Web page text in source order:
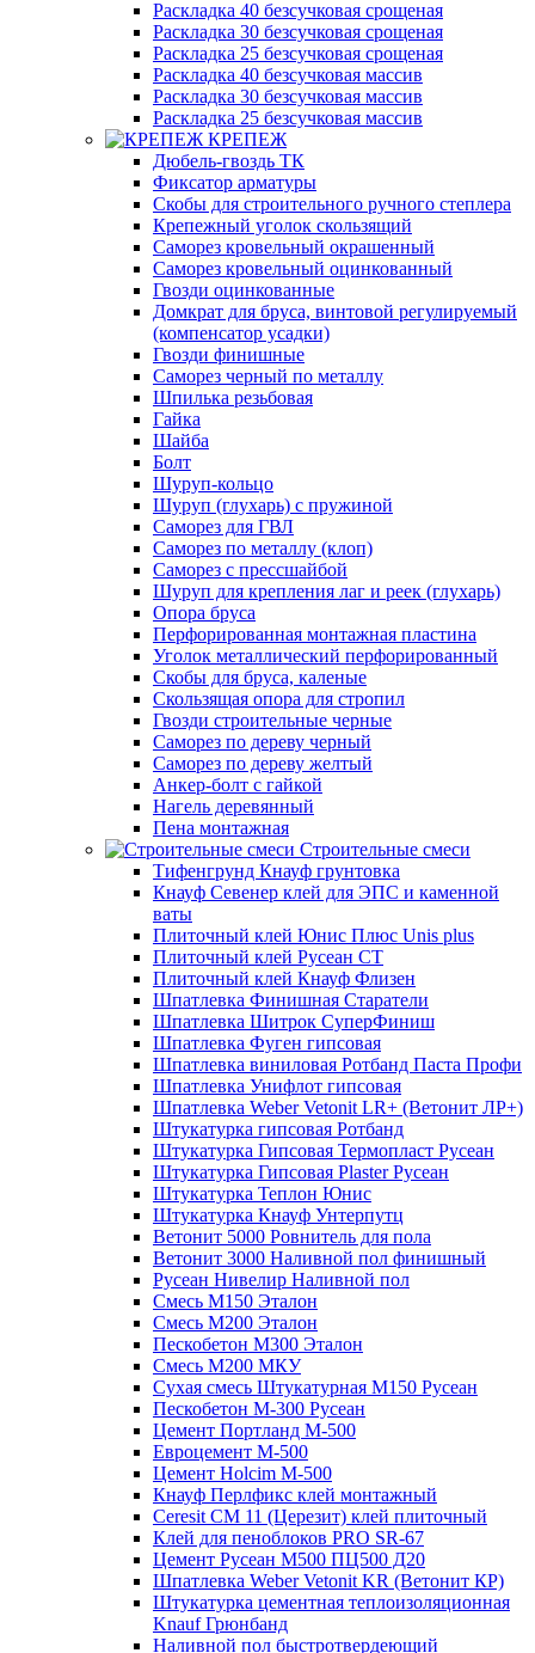
Раскладка 40 безсучковая срощеная
Раскладка 30 безсучковая срощеная
Раскладка 25 безсучковая срощеная
Раскладка 40 безсучковая массив
Раскладка 30 безсучковая массив
Раскладка 25 безсучковая массив
КРЕПЕЖ
Дюбель-гвоздь ТК
Фиксатор арматуры
Скобы для строительного ручного степлера
Крепежный уголок скользящий
Саморез кровельный окрашенный
Саморез кровельный оцинкованный
Гвозди оцинкованные
Домкрат для бруса, винтовой регулируемый
(компенсатор усадки)
Гвозди финишные
Саморез черный по металлу
Шпилька резьбовая
Гайка
Шайба
Болт
Шуруп-кольцо
Шуруп (глухарь) с пружиной
Саморез для ГВЛ
Саморез по металлу (клоп)
Саморез с прессшайбой
Шуруп для крепления лаг и реек (глухарь)
Опора бруса
Перфорированная монтажная пластина
Уголок металлический перфорированный
Скобы для бруса, каленые
Скользящая опора для стропил
Гвозди строительные черные
Саморез по дереву черный
Саморез по дереву желтый
Анкер-болт с гайкой
Нагель деревянный
Пена монтажная
Строительные смеси
Тифенгрунд Кнауф грунтовка
Кнауф Севенер клей для ЭПС и каменной
ваты
Плиточный клей Юнис Плюс Unis plus
Плиточный клей Русеан СТ
Плиточный клей Кнауф Флизен
Шпатлевка Финишная Старатели
Шпатлевка Шитрок СуперФиниш
Шпатлевка Фуген гипсовая
Шпатлевка виниловая Ротбанд Паста Профи
Шпатлевка Унифлот гипсовая
Шпатлевка Weber Vetonit LR+ (Ветонит ЛР+)
Штукатурка гипсовая Ротбанд
Штукатурка Гипсовая Термопласт Русеан
Штукатурка Гипсовая Plaster Русеан
Штукатурка Теплон Юнис
Штукатурка Кнауф Унтерпутц
Ветонит 5000 Ровнитель для пола
Ветонит 3000 Наливной пол финишный
Русеан Нивелир Наливной пол
Смесь М150 Эталон
Смесь М200 Эталон
Пескобетон М300 Эталон
Смесь М200 МКУ
Сухая смесь Штукатурная М150 Русеан
Пескобетон М-300 Русеан
Цемент Портланд М-500
Евроцемент М-500
Цемент Holcim М-500
Кнауф Перлфикс клей монтажный
Сeresit СМ 11 (Церезит) клей плиточный
Клей для пеноблоков PRO SR-67
Цемент Русеан М500 ПЦ500 Д20
Шпатлевка Weber Vetonit KR (Ветонит КР)
Штукатурка цементная теплоизоляционная
Knauf Грюнбанд
Наливной пол быстротвердеющий